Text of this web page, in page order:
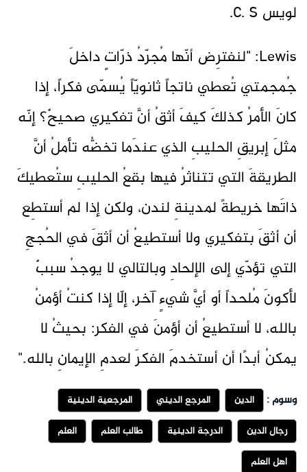
لويس C. S.
Lewis: "لنفترِض أنّها مُجرّدُ ذرّاتٍ داخلَ
جُمجمتي تُعطي ناتجاً ثانويّاً يُسمّى فكراً، إذا
كانَ الأمرُ كذلكَ كيفَ أثقُ أنَّ تفكيري صحيحٌ؟ إنّه
مثلَ إبريقِ الحليبِ الذي عندَما تخضُّه تأملُ أنَّ
الطريقةَ التي تتناثرُ فيها بقعُ الحليبِ ستُعطيكَ
ذاتَها خريطةً لمدينةِ لندن، ولكن إذا لم أستطِع
أن أثقَ بتفكيري ولا أستطيعُ أن أثقَ في الحُججِ
التي تؤدّي إلى الإلحادِ وبالتالي لا يوجدُ سببٌ
لأكونَ مُلحداً أو أيَّ شيءٍ آخر، إلّا إذا كنتُ أؤمنُ
بالله، لا أستطيعُ أن أؤمنَ في الفكر: بحيثُ لا
يمكنُ أبدًا أن أستخدمَ الفكرَ لعدمِ الإيمانِ بالله."
وسوم : الدين المرجع الديني
المرجعية الدينية
رجال الدين
الدرجة الدينية طالب العلم
العلم
أهل العلم